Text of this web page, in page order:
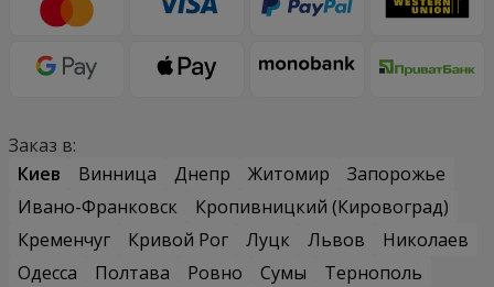
Заказ в:
Киев
Винница Днепр Житомир
Запорожье
Ивано-Франковск
Кропивницкий (Кировоград)
Кременчуг
Кривой Рог Луцк Львов
Николаев
Одесса
Полтава Ровно Сумы
Тернополь